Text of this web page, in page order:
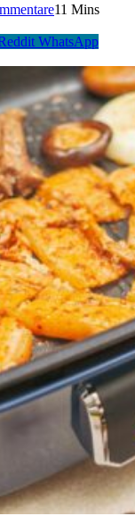
11 Mins
WhatsApp